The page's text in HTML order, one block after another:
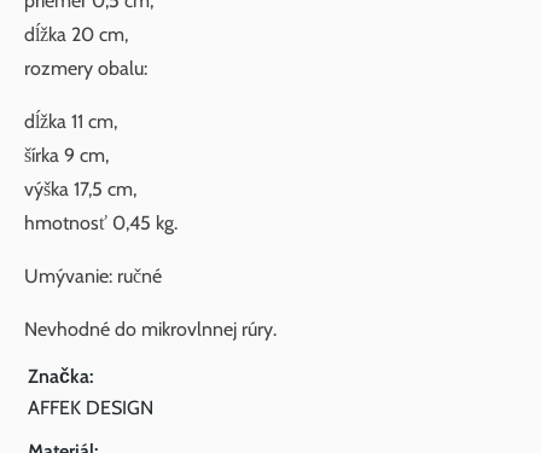
dĺžka 20 cm,
rozmery obalu:
dĺžka 11 cm,
šírka 9 cm,
výška 17,5 cm,
hmotnosť 0,45 kg.
Umývanie: ručné
Nevhodné do mikrovlnnej rúry.
Značka:
AFFEK DESIGN